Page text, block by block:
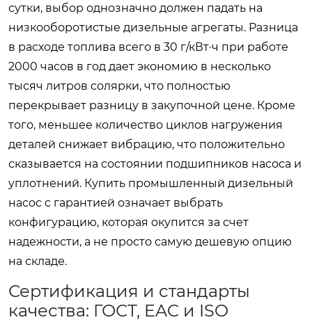
сутки, выбор однозначно должен падать на
низкооборотистые дизельные агрегаты. Разница
в расходе топлива всего в 30 г/кВт·ч при работе
2000 часов в год дает экономию в несколько
тысяч литров солярки, что полностью
перекрывает разницу в закупочной цене. Кроме
того, меньшее количество циклов нагружения
деталей снижает вибрацию, что положительно
сказывается на состоянии подшипников насоса и
уплотнений. Купить промышленный дизельный
насос с гарантией означает выбрать
конфигурацию, которая окупится за счет
надежности, а не просто самую дешевую опцию
на складе.
Сертификация и стандарты
качества: ГОСТ, EAC и ISO